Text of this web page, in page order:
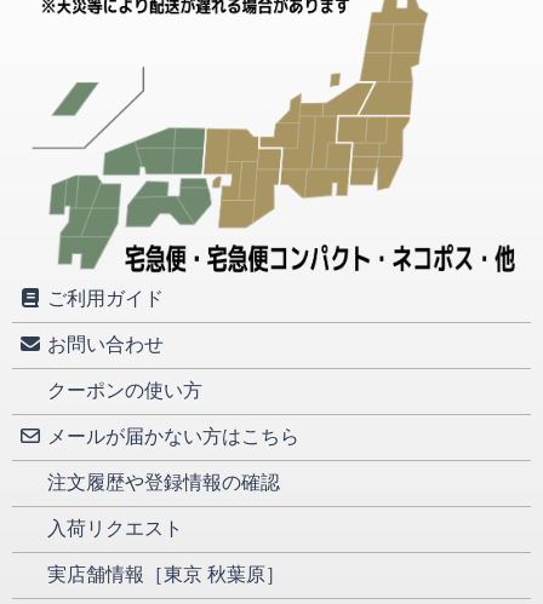
ご利用ガイド
お問い合わせ
クーポンの使い方
メールが届かない方はこちら
注文履歴や登録情報の確認
入荷リクエスト
実店舗情報［東京 秋葉原］